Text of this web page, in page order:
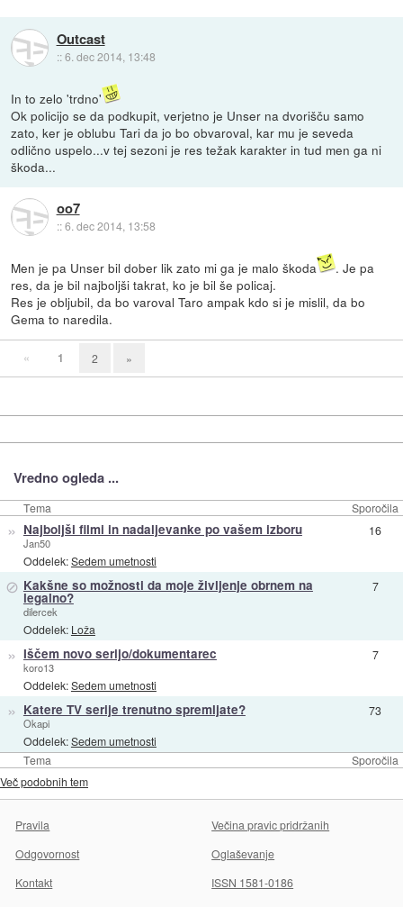
Outcast
::6. dec 2014, 13:48
In to zelo 'trdno'
Ok policijo se da podkupit, verjetno je Unser na dvorišču samo
zato, ker je oblubu Tari da jo bo obvaroval, kar mu je seveda
odlično uspelo...v tej sezoni je res težak karakter in tud men ga ni
škoda...
oo7
::6. dec 2014, 13:58
Men je pa Unser bil dober lik zato mi ga je malo škoda
. Je pa
res, da je bil najboljši takrat, ko je bil še policaj.
Res je obljubil, da bo varoval Taro ampak kdo si je mislil, da bo
Gema to naredila.
« 1 2 »
Vredno ogleda ...
Tema Sporočila
Tema Sporočila
» Najboljši filmi in nadaljevanke po vašem izboru
Jan50
Oddelek:Sedem umetnosti
16
⊘ Kakšne so možnosti da moje življenje obrnem na
legalno?
dilercek
Oddelek: Loža
7
» Iščem novo serijo/dokumentarec
koro13
Oddelek:Sedem umetnosti
7
» Katere TV serije trenutno spremljate?
Okapi
Oddelek:Sedem umetnosti
73
Več podobnih tem
Pravila
Večina pravic pridržanih
Odgovornost
Oglaševanje
Kontakt
ISSN 1581-0186